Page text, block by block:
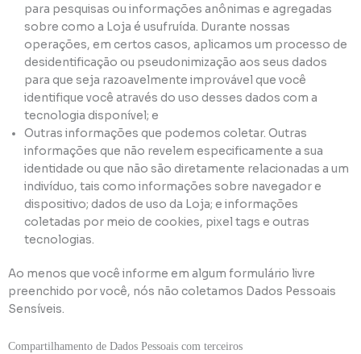
para pesquisas ou informações anônimas e agregadas
sobre como a Loja é usufruída. Durante nossas
operações, em certos casos, aplicamos um processo de
desidentificação ou pseudonimização aos seus dados
para que seja razoavelmente improvável que você
identifique você através do uso desses dados com a
tecnologia disponível; e
Outras informações que podemos coletar. Outras
informações que não revelem especificamente a sua
identidade ou que não são diretamente relacionadas a um
indivíduo, tais como informações sobre navegador e
dispositivo; dados de uso da Loja; e informações
coletadas por meio de cookies, pixel tags e outras
tecnologias.
Ao menos que você informe em algum formulário livre
preenchido por você, nós não coletamos Dados Pessoais
Sensíveis.
Compartilhamento de Dados Pessoais com terceiros